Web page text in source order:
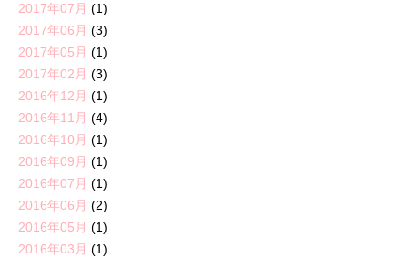
2017年07月 (1)
2017年06月 (3)
2017年05月 (1)
2017年02月 (3)
2016年12月 (1)
2016年11月 (4)
2016年10月 (1)
2016年09月 (1)
2016年07月 (1)
2016年06月 (2)
2016年05月 (1)
2016年03月 (1)